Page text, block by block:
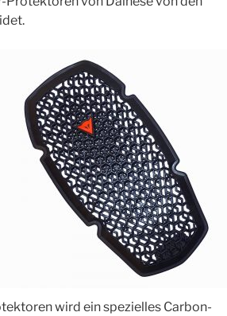
wird ein spezielles Carbon-